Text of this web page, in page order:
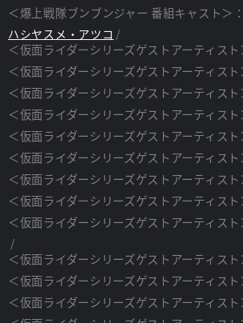
＜爆上戦隊ブンブンジャー 番組キャスト＞：
ハシヤスメ・アツコ
＜仮面ライダーシリーズゲストアーティス
＜仮面ライダーシリーズゲストアーティス
＜仮面ライダーシリーズゲストアーティス
＜仮面ライダーシリーズゲストアーティス
＜仮面ライダーシリーズゲストアーティス
＜仮面ライダーシリーズゲストアーティス
＜仮面ライダーシリーズゲストアーティスト
＜仮面ライダーシリーズゲストアーティスト
＜仮面ライダーシリーズゲストアーティスト
＜仮面ライダーシリーズゲストアーティスト
＜仮面ライダーシリーズゲストアーティスト
＜仮面ライダーシリーズゲストアーティスト